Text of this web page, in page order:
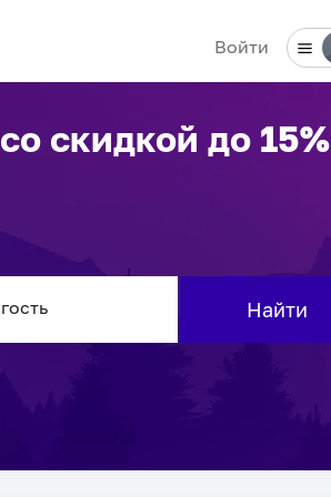
Войти
со скидкой до 15%
Найти